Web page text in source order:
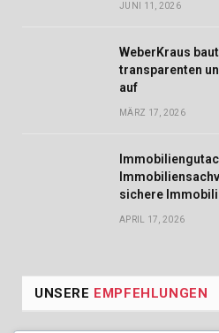
JUNI 11, 2026
WeberKraus
transparenten
auf
MÄRZ 17, 2026
sichere
APRIL 17, 2026
UNSERE EMPFEHLUNGEN